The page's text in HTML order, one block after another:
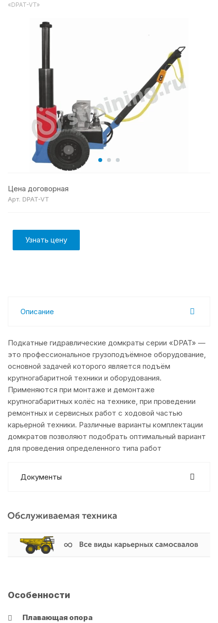
«DPAT-VT»
Цена договорная
Арт. DPAT-VT
Узнать цену
Описание
Подкатные гидравлические домкраты серии «DPAT» —
это профессиональное грузоподъёмное оборудование,
основной задачей которого является подъём
крупногабаритной техники и оборудования.
Применяются при монтаже и демонтаже
крупногабаритных колёс на технике, при проведении
ремонтных и сервисных работ с ходовой частью
карьерной техники. Различные варианты комплектации
домкратов позволяют подобрать оптимальный вариант
для проведения определенного типа работ
Документы
Особенности
Плавающая опора